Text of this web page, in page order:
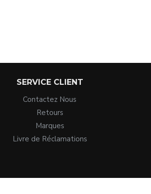
SERVICE CLIENT
Contactez Nous
Retours
Marques
Livre de Réclamations